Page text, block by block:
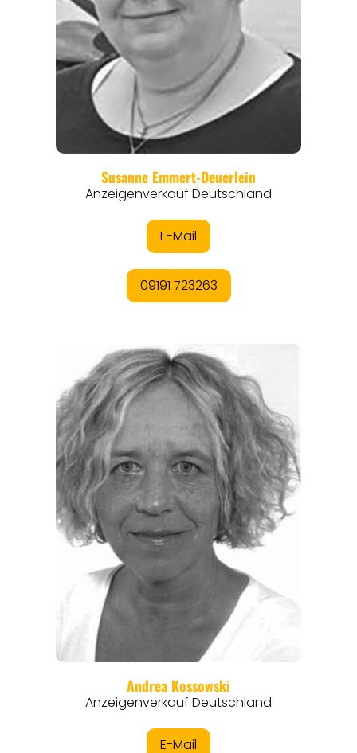
REGIONEN
ORTE
EVENTS
REISEFÜHRER
REISEMAGAZINE
ANGEBOTE